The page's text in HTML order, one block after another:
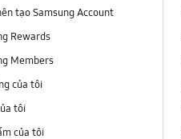
tạo Samsung Account
Rewards
Members
của tôi
tôi
của tôi